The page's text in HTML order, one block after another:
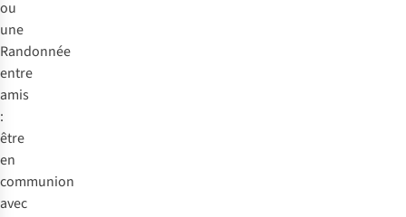
ou
une
Randonnée
entre
amis
:
être
en
communion
avec